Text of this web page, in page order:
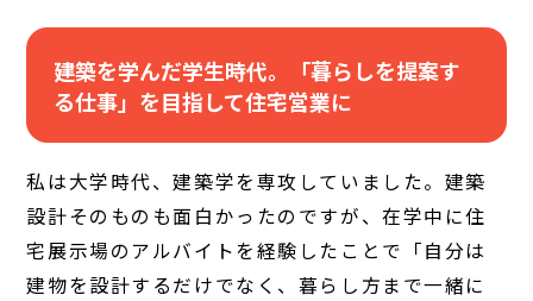
建築を学んだ学生時代。「暮らしを提案す
る仕事」を目指して住宅営業に
私は大学時代、建築学を専攻していました。建築
設計そのものも面白かったのですが、在学中に住
宅展示場のアルバイトを経験したことで「自分は
建物を設計するだけでなく、暮らし方まで一緒に